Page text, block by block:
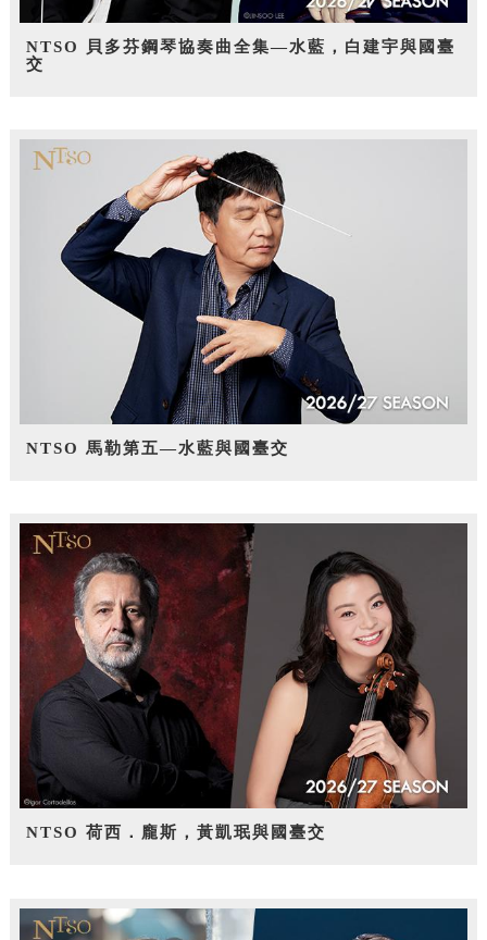
NTSO 貝多芬鋼琴協奏曲全集—水藍，白建宇與國臺
交
NTSO 馬勒第五—水藍與國臺交
NTSO 荷西．龐斯，黃凱珉與國臺交